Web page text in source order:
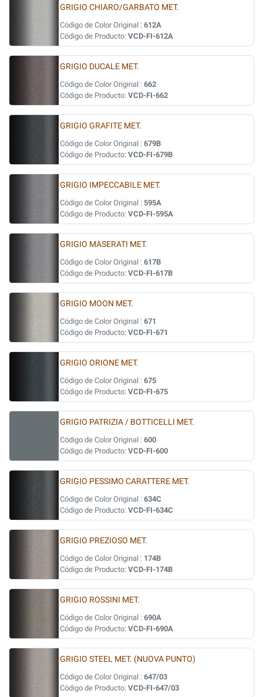
GRIGIO CHIARO/GARBATO MET.
Código de Color Original : 612A
Código de Producto: VCD-FI-612A
GRIGIO DUCALE MET.
Código de Color Original : 662
Código de Producto: VCD-FI-662
GRIGIO GRAFITE MET.
Código de Color Original : 679B
Código de Producto: VCD-FI-679B
GRIGIO IMPECCABILE MET.
Código de Color Original : 595A
Código de Producto: VCD-FI-595A
GRIGIO MASERATI MET.
Código de Color Original : 617B
Código de Producto: VCD-FI-617B
GRIGIO MOON MET.
Código de Color Original : 671
Código de Producto: VCD-FI-671
GRIGIO ORIONE MET.
Código de Color Original : 675
Código de Producto: VCD-FI-675
GRIGIO PATRIZIA / BOTTICELLI MET.
Código de Color Original : 600
Código de Producto: VCD-FI-600
GRIGIO PESSIMO CARATTERE MET.
Código de Color Original : 634C
Código de Producto: VCD-FI-634C
GRIGIO PREZIOSO MET.
Código de Color Original : 174B
Código de Producto: VCD-FI-174B
GRIGIO ROSSINI MET.
Código de Color Original : 690A
Código de Producto: VCD-FI-690A
GRIGIO STEEL MET. (NUOVA PUNTO)
Código de Color Original : 647/03
Código de Producto: VCD-FI-647/03